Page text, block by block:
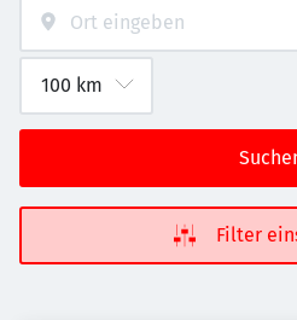
Filter